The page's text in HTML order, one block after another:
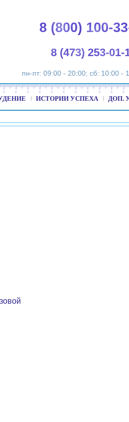
8 (800) 100-
8 (473) 253-01-
пн-пт: 09:00 - 20:00; сб: 10:00 -
ИСТОРИИ УСПЕХА ДОП.